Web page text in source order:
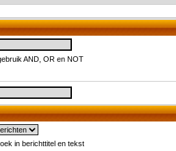
AND, OR en NOT
in berichttitel en tekst